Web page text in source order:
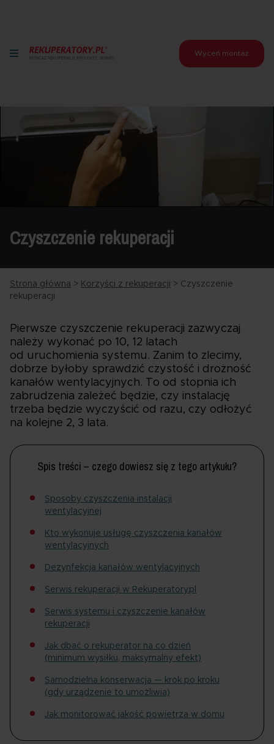
Wyceń montaż
Czyszczenie rekuperacji
Strona główna > Korzyści z rekuperacji > Czyszczenie
rekuperacji
Pierwsze czyszczenie rekuperacji zazwyczaj
należy wykonać po 10, 12 latach
od uruchomienia systemu. Zanim to zlecimy,
dobrze byłoby sprawdzić czystość i drożność
kanałów wentylacyjnych. To od stopnia ich
zabrudzenia zależeć będzie, czy instalację
trzeba będzie wyczyścić od razu, czy odłożyć
na kolejne 2, 3 lata.
Spis treści – czego dowiesz się z tego artykułu?
Sposoby czyszczenia instalacji
wentylacyjnej
Kto wykonuje usługę czyszczenia kanałów
wentylacyjnych
Dezynfekcja kanałów wentylacyjnych
Serwis rekuperacji w Rekuperatory.pl
Serwis systemu i czyszczenie kanałów
rekuperacji
Jak dbać o rekuperator na co dzień
(minimum wysiłku, maksymalny efekt)
Samodzielna konserwacja — krok po kroku
(gdy urządzenie to umożliwia)
Jak monitorować jakość powietrza w domu